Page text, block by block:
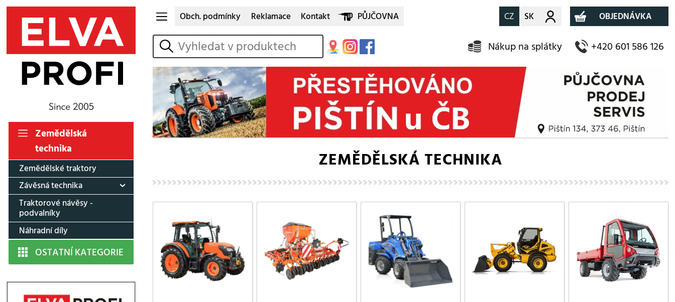
Zemědělská
technika
Zemědělské traktory
Závěsná technika
Traktorové návěsy -
podvalníky
Náhradní díly
OSTATNÍ KATEGORIE
Obch. podmínky Reklamace Kontakt PŮJČOVNA CZ SK Můj účet OBJEDNÁVKA
vyhledat Nákup na splátky +420 601 586 126
ZEMĚDĚLSKÁ TECHNIKA